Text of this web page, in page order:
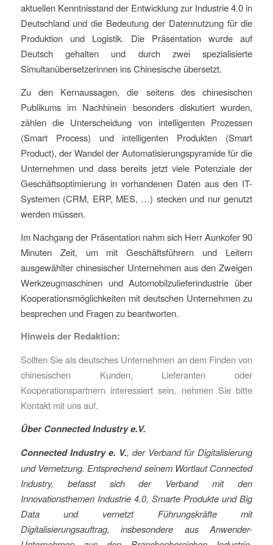
aktuellen Kenntnisstand der Entwicklung zur Industrie 4.0 in
Deutschland und die Bedeutung der Datennutzung für die
Produktion und Logistik. Die Präsentation wurde auf
Deutsch gehalten und durch zwei spezialisierte
Simultanübersetzerinnen ins Chinesische übersetzt.
Zu den Kernaussagen, die seitens des chinesischen
Publikums im Nachhinein besonders diskutiert wurden,
zählen die Unterscheidung von intelligenten Prozessen
(Smart Process) und intelligenten Produkten (Smart
Product), der Wandel der Automatisierungspyramide für die
Unternehmen und dass bereits jetzt viele Potenziale der
Geschäftsoptimierung in vorhandenen Daten aus den IT-
Systemen (CRM, ERP, MES, …) stecken und nur genutzt
werden müssen.
Im Nachgang der Präsentation nahm sich Herr Aunkofer 90
Minuten Zeit, um mit Geschäftsführern und Leitern
ausgewählter chinesischer Unternehmen aus den Zweigen
Werkzeugmaschinen und Automobilzulieferindustrie über
Kooperationsmöglichkeiten mit deutschen Unternehmen zu
besprechen und Fragen zu beantworten.
Hinweis der Redaktion:
Sollten Sie als deutsches Unternehmen an dem Finden von
chinesischen Kunden, Lieferanten oder
Kooperationspartnern interessiert sein, nehmen Sie bitte
Kontakt mit uns auf.
Über Connected Industry e.V.
Connected Industry e. V., der Verband für Digitalisierung
und Vernetzung. Entsprechend seinem Wortlaut Connected
Industry, befasst sich der Verband mit den
Innovationsthemen Industrie 4.0, Smarte Produkte und Big
Data und vernetzt Führungskräfte mit
Digitalisierungsauftrag, insbesondere aus Anwender-